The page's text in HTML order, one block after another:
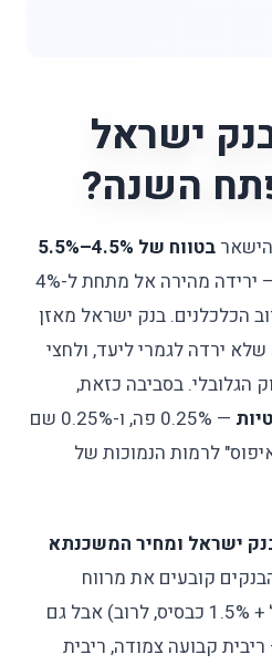
ישראל
השנה?
בטווח של 4.5%–5.5%
לאורך רוב השנה הקרובה — ירידה מהירה אל מתחת ל-4%
הכלכלנים. בנק ישראל מאזן
שלא ירדה לגמרי ליעד, ולחצי
בסביבה כזאת,
— 0.25% פה, ו-0.25% שם
לרמות הנמוכות של
ישראל ומחיר המשכנתא
קובעים את מרווח
הפריים (ריבית בנק ישראל + 1.5% כבסיס, לרוב) אבל גם
קבועה צמודה, ריבית